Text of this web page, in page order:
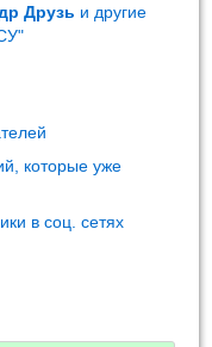
Друзь и другие
которые уже
в соц. сетях